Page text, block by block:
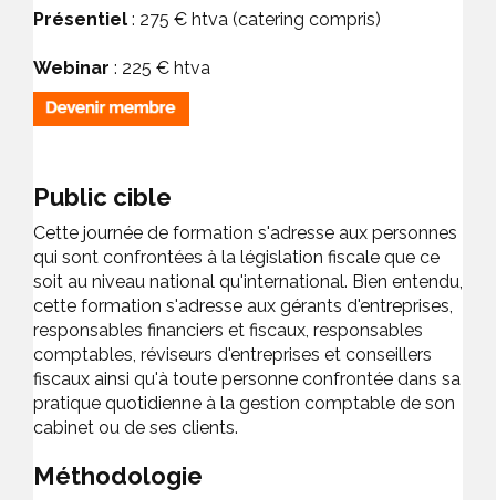
Présentiel : 275 € htva (catering compris)
Webinar : 225 € htva
Public cible
Cette journée de formation s'adresse aux personnes
qui sont confrontées à la législation fiscale que ce
soit au niveau national qu'international. Bien entendu,
cette formation s'adresse aux gérants d'entreprises,
responsables financiers et fiscaux, responsables
comptables, réviseurs d'entreprises et conseillers
fiscaux ainsi qu'à toute personne confrontée dans sa
pratique quotidienne à la gestion comptable de son
cabinet ou de ses clients.
Méthodologie